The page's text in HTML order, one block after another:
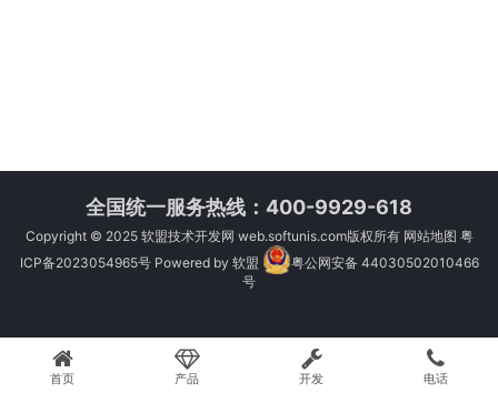
全国统一服务热线：400-9929-618
Copyright © 2025 软盟技术开发网 web.softunis.com版权所有 网站地图 粤
ICP备2023054965号Powered by 软盟
粤公网安备 44030502010466
号
首页 产品 开发 电话